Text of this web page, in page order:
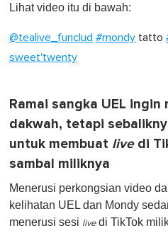
Lihat video itu di bawah:
@tealive_funclud #mondy tatto
sweet'twenty
Ramai sangka UEL ingin
dakwah, tetapi
untuk membuat livedi
sambal miliknya
Menerusi perkongsian video
kelihatan UEL dan Mondy
menerusi sesi livedi TikTok